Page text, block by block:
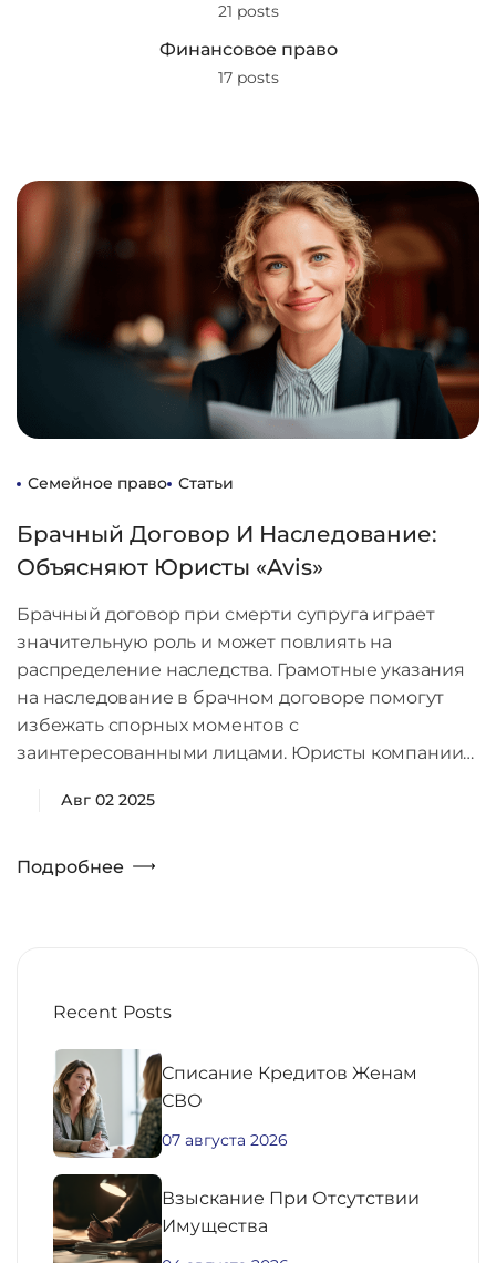
21 posts
Финансовое право
17 posts
Семейное право Статьи
Брачный Договор И Наследование:
Объясняют Юристы «Avis»
Брачный договор при смерти супруга играет
значительную роль и может повлиять на
распределение наследства. Грамотные указания
на наследование в брачном договоре помогут
избежать спорных моментов с
заинтересованными лицами. Юристы компании…
Авг 02 2025
Подробнее
Recent Posts
Списание Кредитов Женам
СВО
07 августа 2026
Взыскание При Отсутствии
Имущества